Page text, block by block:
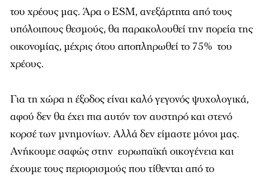
του χρέους μας. Άρα ο ESM, ανεξάρτητα από τους
υπόλοιπους θεσμούς, θα παρακολουθεί την πορεία της
οικονομίας, μέχρις ότου αποπληρωθεί το 75% του
χρέους.
Για τη χώρα η έξοδος είναι καλό γεγονός ψυχολογικά,
αφού δεν θα έχει πια αυτόν τον αυστηρό και στενό
κορσέ των μνημονίων. Αλλά δεν είμαστε μόνοι μας.
Ανήκουμε σαφώς στην ευρωπαϊκή οικογένεια και
έχουμε τους περιορισμούς που τίθενται από το